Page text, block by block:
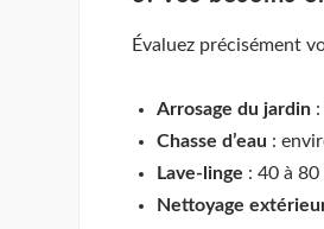
Évaluez précisément
Arrosage du jardin
Chasse d’eau :
Lave-linge : 40 à
Nettoyage